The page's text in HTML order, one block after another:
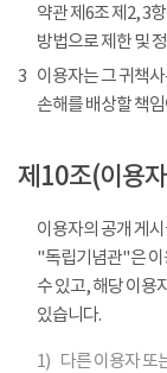
약관 제6조 제2, 3
방법으로 제한 및
3 이용자는 그 귀책
손해를 배상할 책
제10조(이용
이용자의 공개 게
"독립기념관"은 이
수 있고, 해당 이용
있습니다.
1) 다른 이용자 또